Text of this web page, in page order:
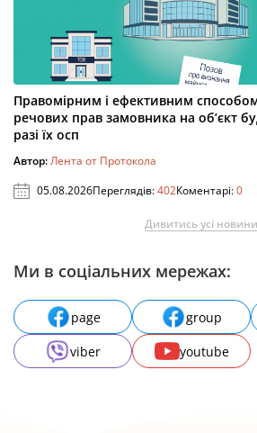
Правомірним і ефективним
речових прав замовника на об’єкт
разі їх осп
Автор:Лента от Протокола
05.08.2026Переглядів:402Коментарі:0
Дивитись усі новини
Ми в соціальних мережах:
page group
viber
youtube